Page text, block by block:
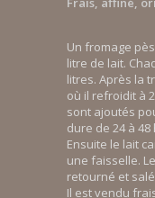
Un fromage
litre de lait.
litres. Après la
où il refroidit à
sont ajoutés
dure de 24 à 48
Ensuite le lait
une faisselle.
retourné et
Il est vendu